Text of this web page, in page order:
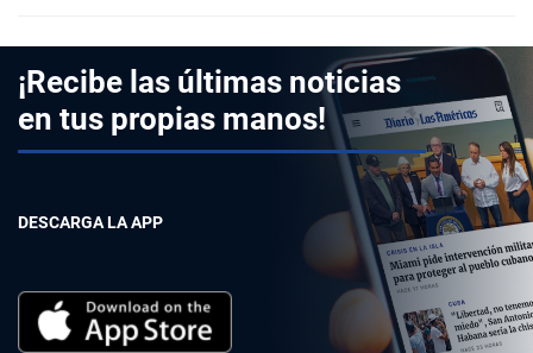
¡Recibe las últimas noticias
en tus propias manos!
DESCARGA LA APP